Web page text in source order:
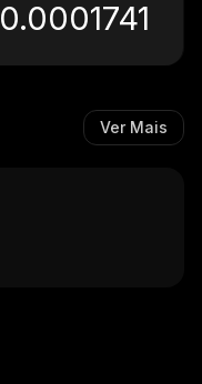
Ver Mais